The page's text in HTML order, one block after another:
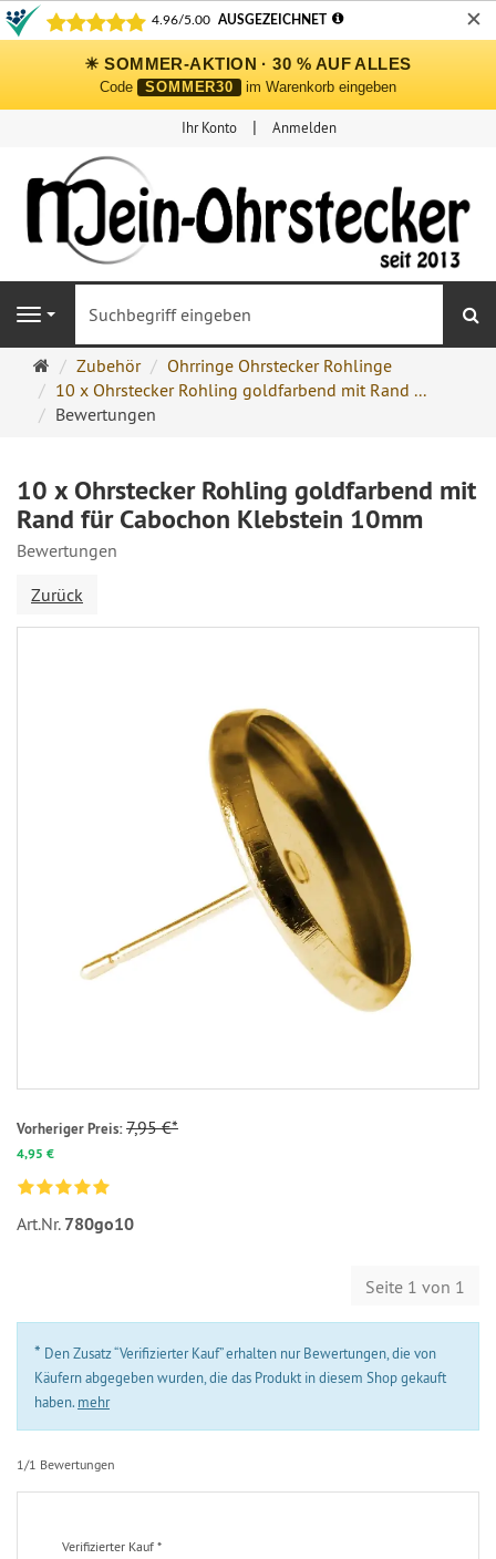
✕
☀ SOMMER-AKTION · 30 % AUF ALLES
Code SOMMER30 im Warenkorb eingeben
Ihr Konto Anmelden
Navigation
Ohrringe
Ohrstecker
Onlineshop
Zubehör
Ohrringe Ohrstecker Rohlinge
10 x Ohrstecker Rohling goldfarbend mit Rand ...
Bewertungen
10 x Ohrstecker Rohling goldfarbend mit
Rand für Cabochon Klebstein 10mm
Bewertungen
Zurück
Vorheriger Preis:7,95 €*
4,95 €
Art.Nr. 780go10
Seite 1 von 1
* Den Zusatz “Verifizierter Kauf” erhalten nur Bewertungen, die von
Käufern abgegeben wurden, die das Produkt in diesem Shop gekauft
haben. mehr
1/1 Bewertungen
Verifizierter Kauf *